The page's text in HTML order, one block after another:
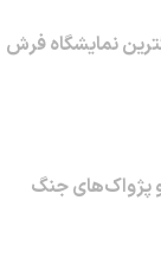
نمایشگاه فرش
و پژواک‌های جنگ